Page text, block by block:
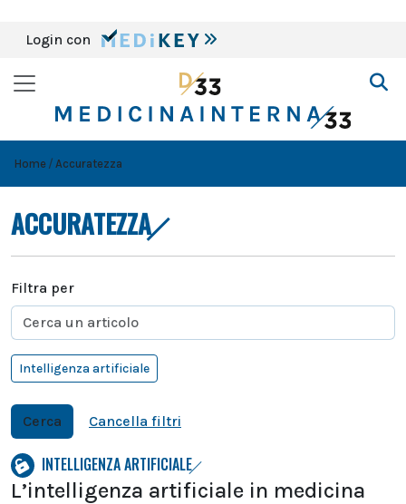
Login con
Home Accuratezza
ACCURATEZZA
Filtra per
Intelligenza artificiale
Cerca Cancella filtri
INTELLIGENZA ARTIFICIALE
L’intelligenza artificiale in medicina